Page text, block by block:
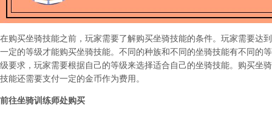
在购买坐骑技能之前，玩家需要了解购买坐骑技能的条件。玩家需要达到
一定的等级才能购买坐骑技能。不同的种族和不同的坐骑技能有不同的等
级要求，玩家需要根据自己的等级来选择适合自己的坐骑技能。购买坐骑
技能还需要支付一定的金币作为费用。
前往坐骑训练师处购买